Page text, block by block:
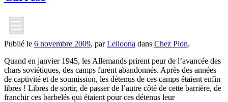
Publié le 6 novembre 2009, parLeiloona dans Chez Plon.
Quand en janvier 1945, les Allemands prirent peur de l’avancée des
chars soviétiques, des camps furent abandonnés. Après des années
de captivité et de soumission, les détenus de ces camps étaient enfin
libres ! Libres de sortir, de passer de l’autre côté de cette barrière, de
franchir ces barbelés qui étaient pour ces détenus leur